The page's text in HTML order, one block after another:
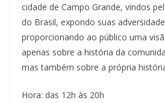
cidade de Campo Grande, vindos
do Brasil, expondo suas
proporcionando ao público uma
apenas sobre a história da
mas também sobre a própria
Hora: das 12h às 20h